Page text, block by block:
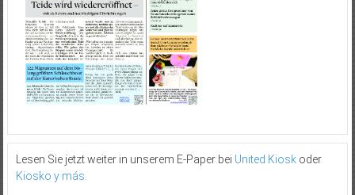
Lesen Sie jetzt weiter in unserem E-Paper bei United Kioskoder
Kiosko y más